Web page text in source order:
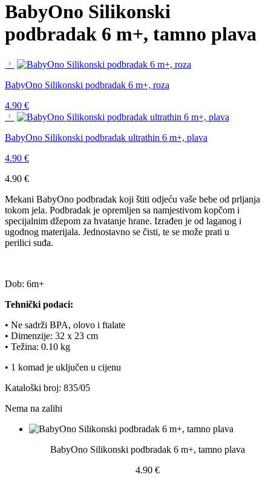
BabyOno Silikonski
podbradak 6 m+, tamno plava
BabyOno Silikonski podbradak 6 m+, roza
4.90 €
BabyOno Silikonski podbradak ultrathin 6 m+, plava
4.90 €
4.90 €
Mekani BabyOno podbradak koji štiti odjeću vaše bebe od prljanja
tokom jela. Podbradak je opremljen sa namjestivom kopčom i
specijalnim džepom za hvatanje hrane. Izrađen je od laganog i
ugodnog materijala. Jednostavno se čisti, te se može prati u
perilici suđa.
Dob: 6m+
Tehnički podaci:
• Ne sadrži BPA, olovo i ftalate
• Dimenzije: 32 x 23 cm
• Težina: 0.10 kg
• 1 komad je uključen u cijenu
Kataloški broj: 835/05
Nema na zalihi
BabyOno Silikonski podbradak 6 m+, tamno plava
4.90 €